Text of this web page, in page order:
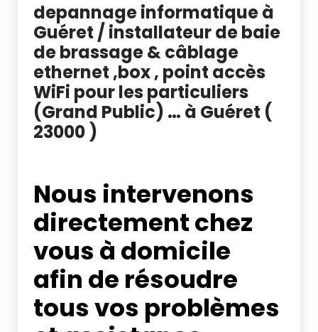
depannage informatique à
Guéret / installateur de baie
de brassage & câblage
ethernet ,box , point accès
WiFi pour les particuliers
(Grand Public) … à Guéret (
23000 )
Nous intervenons
directement chez
vous à domicile
afin de résoudre
tous vos problèmes